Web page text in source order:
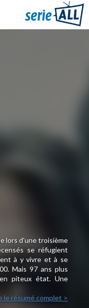
lors d'une troisième
se réfugient
à y vivre et à se
Mais 97 ans plus
piteux état. Une
le résumé complet >